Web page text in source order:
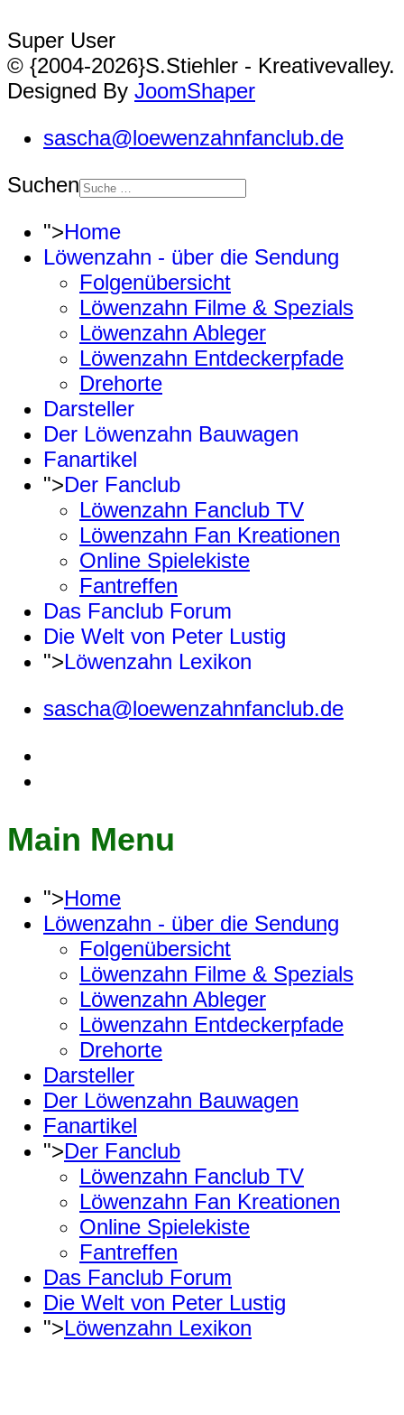
Super User
© {2004-2026}S.Stiehler - Kreativevalley.
Designed By JoomShaper
sascha@loewenzahnfanclub.de
Suchen
">Home
Löwenzahn - über die Sendung
Folgenübersicht
Löwenzahn Filme & Spezials
Löwenzahn Ableger
Löwenzahn Entdeckerpfade
Drehorte
Darsteller
Der Löwenzahn Bauwagen
Fanartikel
">Der Fanclub
Löwenzahn Fanclub TV
Löwenzahn Fan Kreationen
Online Spielekiste
Fantreffen
Das Fanclub Forum
Die Welt von Peter Lustig
">Löwenzahn Lexikon
sascha@loewenzahnfanclub.de
Main Menu
">Home
Löwenzahn - über die Sendung
Folgenübersicht
Löwenzahn Filme & Spezials
Löwenzahn Ableger
Löwenzahn Entdeckerpfade
Drehorte
Darsteller
Der Löwenzahn Bauwagen
Fanartikel
">Der Fanclub
Löwenzahn Fanclub TV
Löwenzahn Fan Kreationen
Online Spielekiste
Fantreffen
Das Fanclub Forum
Die Welt von Peter Lustig
">Löwenzahn Lexikon